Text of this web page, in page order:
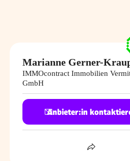
Marianne Gerner-​
IMMOcontract Immobilien
GmbH
Anbieter:in